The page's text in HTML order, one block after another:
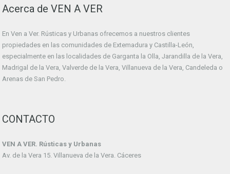
Acerca de VEN A VER
En Ven a Ver. Rústicas y Urbanas ofrecemos a nuestros clientes
propiedades en las comunidades de Extemadura y Castilla-León,
especialmente en las localidades de Garganta la Olla, Jarandilla de la Vera,
Madrigal de la Vera, Valverde de la Vera, Villanueva de la Vera, Candeleda o
Arenas de San Pedro.
CONTACTO
VEN A VER. Rústicas y Urbanas
Av. de la Vera 15. Villanueva de la Vera. Cáceres